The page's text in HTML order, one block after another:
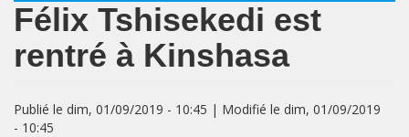
Félix Tshisekedi est
rentré à Kinshasa
Publié le dim, 01/09/2019 - 10:45 | Modifié le dim, 01/09/2019
- 10:45